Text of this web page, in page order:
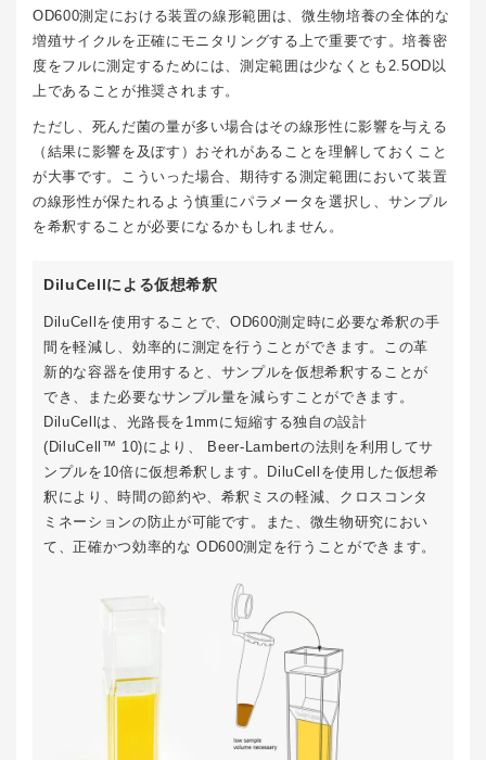
OD600測定における装置の線形範囲は、微生物培養の全体的な
増殖サイクルを正確にモニタリングする上で重要です。培養密
度をフルに測定するためには、測定範囲は少なくとも2.5OD以
上であることが推奨されます。
ただし、死んだ菌の量が多い場合はその線形性に影響を与える
（結果に影響を及ぼす）おそれがあることを理解しておくこと
が大事です。こういった場合、期待する測定範囲において装置
の線形性が保たれるよう慎重にパラメータを選択し、サンプル
を希釈することが必要になるかもしれません。
DiluCellによる仮想希釈
DiluCellを使用することで、OD600測定時に必要な希釈の手
間を軽減し、効率的に測定を行うことができます。この革
新的な容器を使用すると、サンプルを仮想希釈することが
でき、また必要なサンプル量を減らすことができます。
DiluCellは、光路長を1mmに短縮する独自の設計
(DiluCell™ 10)により、 Beer-Lambertの法則を利用してサ
ンプルを10倍に仮想希釈します。DiluCellを使用した仮想希
釈により、時間の節約や、希釈ミスの軽減、クロスコンタ
ミネーションの防止が可能です。また、微生物研究におい
て、正確かつ効率的な OD600測定を行うことができます。